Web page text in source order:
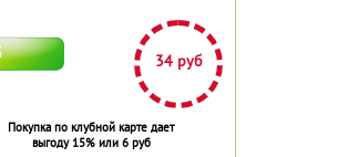
34 руб
Покупка по клубной карте дает
выгоду 15% или 6 руб